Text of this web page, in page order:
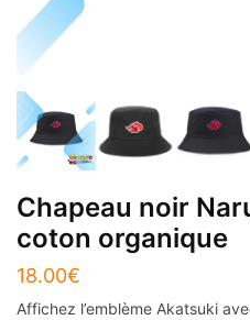
Chapeau noir
coton organique
18.00€
Affichez l’emblème Akatsuki